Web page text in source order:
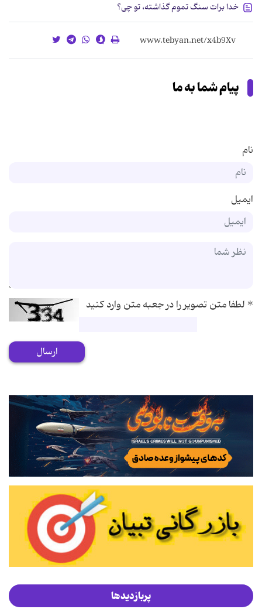
خدا برات سنگ تموم گذاشته، تو چی؟
پیام شما به ما
نام
ایمیل
*لطفا متن تصویر را در جعبه متن وارد کنید
ارسال
پربازدیدها